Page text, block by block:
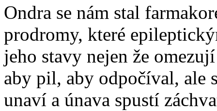
Ondra se nám stal
prodromy, které
jeho stavy nejen že
aby pil, aby odpočíval, ale
unaví a únava spustí